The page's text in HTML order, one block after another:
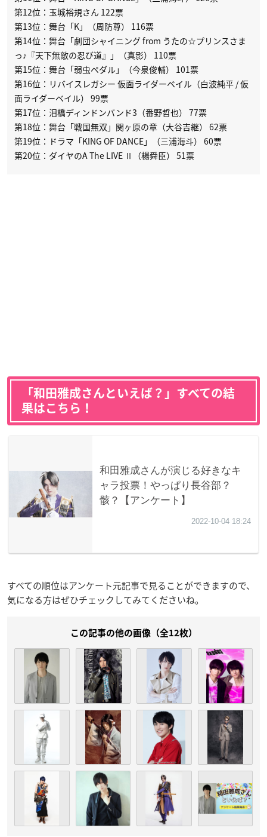
第12位：玉城裕規さん 122票
第13位：舞台「K」（周防尊） 116票
第14位：舞台「劇団シャイニング from うたの☆プリンスさま
っ♪『天下無敵の忍び道』」（真影） 110票
第15位：舞台「弱虫ペダル」（今泉俊輔） 101票
第16位：リバイスレガシー 仮面ライダーベイル（白波純平 / 仮
面ライダーベイル） 99票
第17位：泪橋ディンドンバンド3（番野哲也） 77票
第18位：舞台「戦国無双」関ヶ原の章（大谷吉継） 62票
第19位：ドラマ「KING OF DANCE」（三浦海斗） 60票
第20位：ダイヤのA The LIVE Ⅱ（楊舜臣） 51票
「和田雅成さんといえば？」すべての結
果はこちら！
すべての順位はアンケート元記事で見ることができますので、
気になる方はぜひチェックしてみてくださいね。
この記事の他の画像（全12枚）